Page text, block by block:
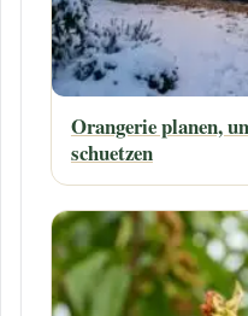
Orangerie planen,
schuetzen